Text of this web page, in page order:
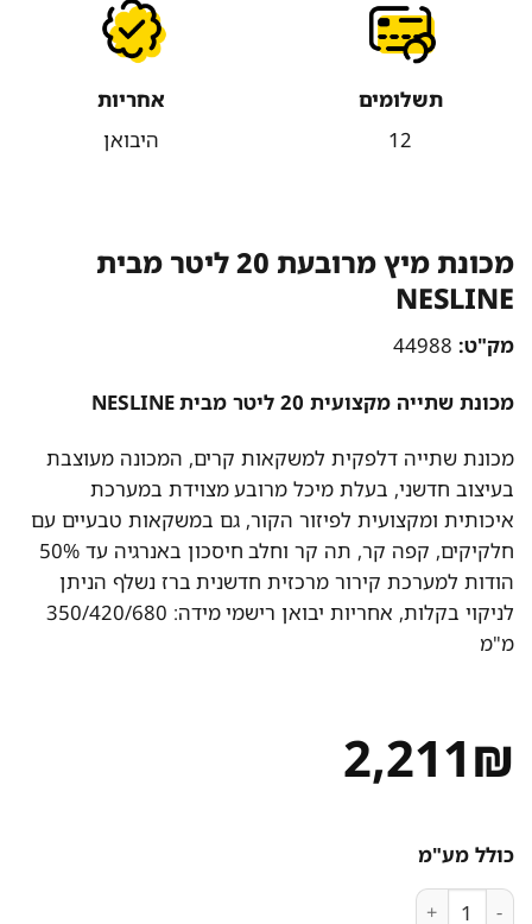
תשלומים
12
אחריות
היבואן
מכונת מיץ מרובעת 20 ליטר מבית
NESLINE
מק"ט:44988
מכונת שתייה מקצועית 20 ליטר מבית NESLINE
מכונת שתייה דלפקית למשקאות קרים, המכונה מעוצבת
בעיצוב חדשני, בעלת מיכל מרובע מצוידת במערכת
איכותית ומקצועית לפיזור הקור, גם במשקאות טבעיים עם
חלקיקים, קפה קר, תה קר וחלב חיסכון באנרגיה עד 50%
הודות למערכת קירור מרכזית חדשנית ברז נשלף הניתן
לניקוי בקלות, אחריות יבואן רישמי מידה: 350/420/680
מ"מ
2,211₪
כולל מע"מ
כמות של מכונת מיץ מרובעת 20 ליטר מבית NESLINE